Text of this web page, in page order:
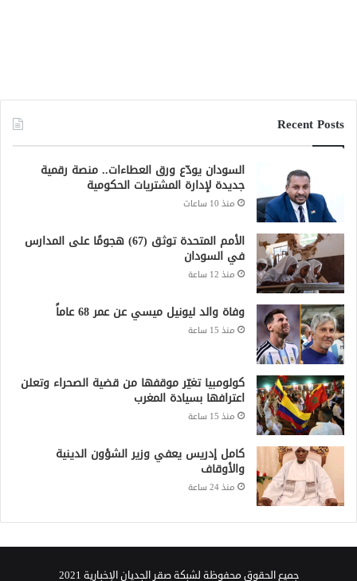
Recent Posts
السودان يودّع ورق العطاءات.. منصة رقمية
جديدة لإدارة المشتريات الحكومية
منذ 10 ساعات
الأمم المتحدة توثق (67) هجومًا على المدارس
في السودان
منذ 12 ساعة
وفاة والد ليونيل ميسي عن عمر 68 عاماً
منذ 15 ساعة
كولومبيا تغيّر موقفها من قضية الصحراء وتعلن
اعترافها بسيادة المغرب
منذ 15 ساعة
كامل إدريس يعفي وزير الشؤون الدينية
والأوقاف
منذ 24 ساعة
جميع الحقوق محفوظة لشبكة صقر الجديان الإخبارية 2021